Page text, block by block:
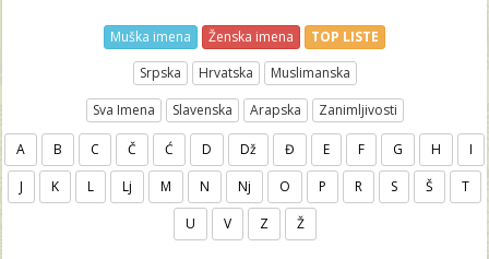
Muška imena Ženska imena
TOP LISTE
Srpska
Hrvatska
Muslimanska
Sva Imena
Slavenska Arapska Zanimljivosti
A B C Č Ć D Dž Đ E F G H
I
J
K L Lj M N Nj O P R S Š
T
U
V Z Ž